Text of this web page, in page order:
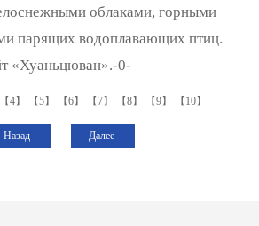
облаками, горными
парящих водоплавающих птиц.
«Хуаньцюван».-0-
【4】 【5】 【6】 【7】 【8】 【9】 【10】
Назад Далее